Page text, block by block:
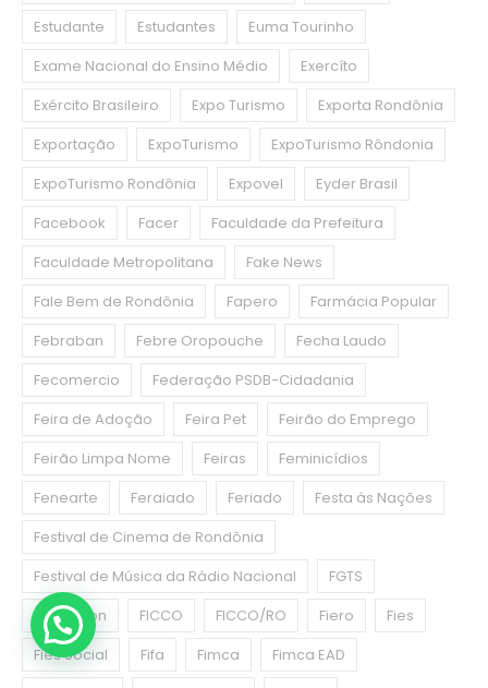
Estudante
Estudantes
Euma Tourinho
Exame Nacional do Ensino Médio
Exercíto
Exército Brasileiro
Expo Turismo
Exporta Rondônia
Exportação
ExpoTurismo
ExpoTurismo Rôndonia
ExpoTurismo Rondônia
Expovel
Eyder Brasil
Facebook
Facer
Faculdade da Prefeitura
Faculdade Metropolitana
Fake News
Fale Bem de Rondônia
Fapero
Farmácia Popular
Febraban
Febre Oropouche
Fecha Laudo
Fecomercio
Federação PSDB-Cidadania
Feira de Adoção
Feira Pet
Feirão do Emprego
Feirão Limpa Nome
Feiras
Feminicídios
Fenearte
Feraiado Feriado
Festa às Nações
Festival de Cinema de Rondônia
Festival de Música da Rádio Nacional
FGTS
Fhemeron
FICCO FICCO/RO Fiero
Fies
Fies Social
Fifa Fimca
Fimca EAD